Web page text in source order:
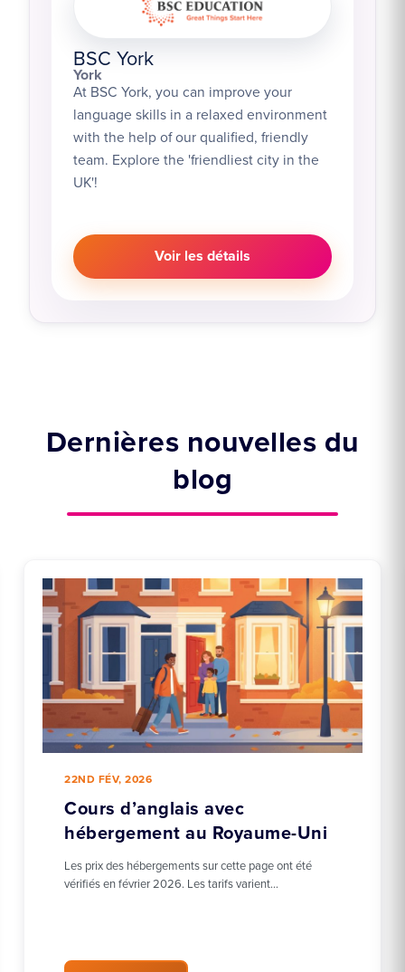
BSC York
York
At BSC York, you can improve your
language skills in a relaxed environment
with the help of our qualified, friendly
team. Explore the 'friendliest city in the
UK'!
Voir les détails
Dernières nouvelles du
blog
22ND FÉV, 2026
Cours d’anglais avec
hébergement au Royaume-Uni
Les prix des hébergements sur cette page ont été
vérifiés en février 2026. Les tarifs varient…